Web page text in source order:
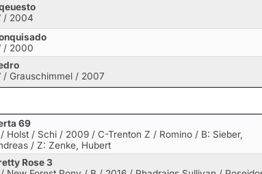
/ 2004
/ 2000
/ Grauschimmel / 2007
69
/ Holst / Schi / 2009 / C-Trenton Z / Romino/ B: Sieber,
/ Z: Zenke, Hubert
Rose 3